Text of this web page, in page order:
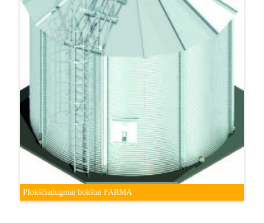
Plokščiadugniai bokštai FARMA